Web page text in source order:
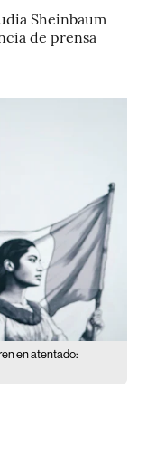
Sheinbaum
de prensa
en atentado: